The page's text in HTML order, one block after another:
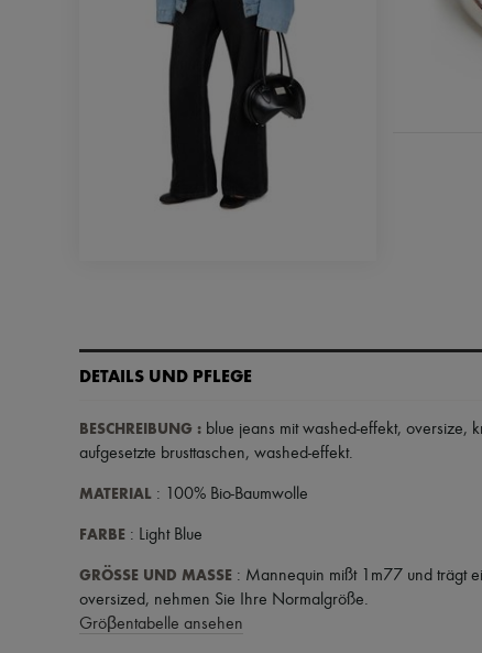
DETAILS UND PFLEGE
BESCHREIBUNG : blue jeans mit washed-effekt, oversize,
aufgesetzte brusttaschen, washed-effekt.
MATERIAL : 100% Bio-Baumwolle
FARBE : Light Blue
GRÖSSE UND MASSE : Mannequin mißt 1m77 und trägt
oversized, nehmen Sie Ihre Normalgröße.
Gröβentabelle ansehen